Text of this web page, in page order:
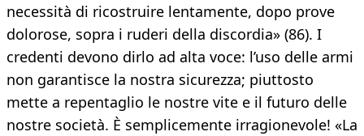
necessità di ricostruire lentamente, dopo prove
dolorose, sopra i ruderi della discordia» (86). I
credenti devono dirlo ad alta voce: l’uso delle armi
non garantisce la nostra sicurezza; piuttosto
mette a repentaglio le nostre vite e il futuro delle
nostre società. È semplicemente irragionevole! «La